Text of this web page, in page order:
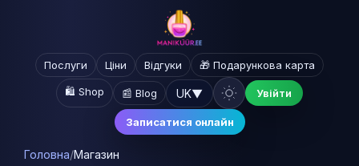
Послуги Ціни Відгуки 🎁 Подарункова карта
🛍️ Shop 📰 Blog UK▼ Увійти
Записатися онлайн
Головна/Магазин